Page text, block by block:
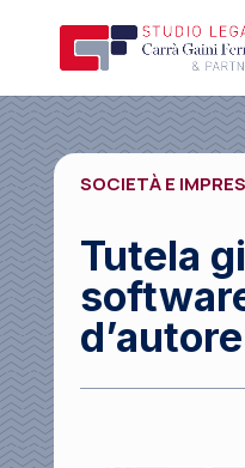
SOCIETÀ E
Tutela